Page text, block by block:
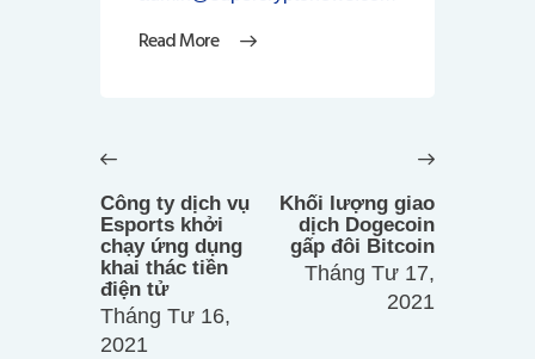
Read More
hướng
bài
viết
post:
Công ty dịch vụ
Esports khởi
chạy ứng dụng
khai thác tiền
điện tử
Tháng Tư 16,
2021
Khối lượng giao
dịch Dogecoin
gấp đôi Bitcoin
Tháng Tư 17,
2021